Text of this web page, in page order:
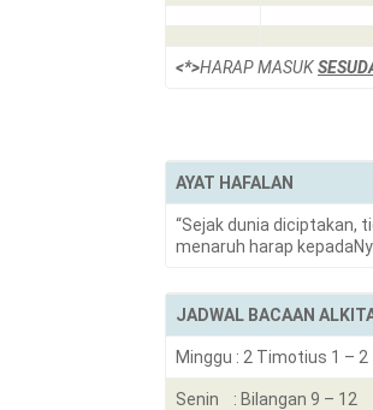
<*>HARAP MASUK
AYAT HAFALAN
“Sejak dunia diciptakan,
menaruh harap
JADWAL BACAAN
Minggu : 2 Timotius 1 – 2
Senin : Bilangan 9 – 12